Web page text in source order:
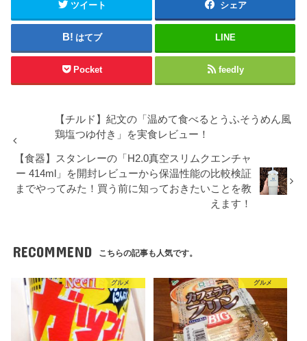
ツイート シェア
はてブ LINE
Pocket feedly
【チルド】紀文の「温めて食べるとうふそうめん風
鶏塩つゆ付き」を実食レビュー！
【食器】スタンレーの「H2.0真空スリムクエンチャ
ー 414ml」を開封レビューから保温性能の比較検証
までやってみた！買う前に知っておきたいことを教
えます！
RECOMMEND こちらの記事も人気です。
グルメ グルメ